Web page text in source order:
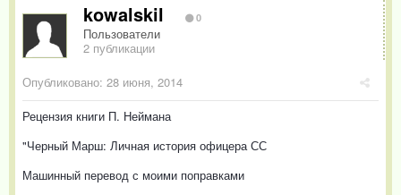
kowalskil 0
Пользователи
2 публикации
Опубликовано: 28 июня, 2014
Рецензия книги П. Неймана
"Черный Марш: Личная история офицера СС
Машинный перевод с моими поправками